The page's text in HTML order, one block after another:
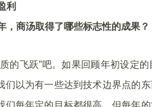
利
，商汤取得了哪些标志性的成果？
的飞跃”吧。如果回顾年初设定
们以为有一些达到技术边界点的
们每年定的目标都很高，但每年